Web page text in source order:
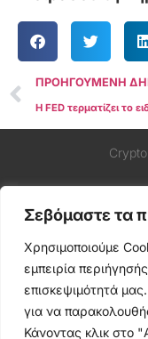
Σεβόμαστε τα
Χρησιμοποιούμε
εμπειρία
επισκεψιμότητά
για να
Κάνοντας κλικ στο